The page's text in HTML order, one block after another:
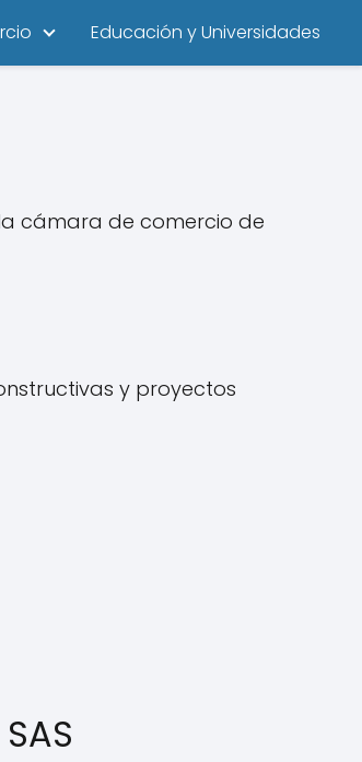
Educación y Universidades
la cámara de comercio de
y proyectos